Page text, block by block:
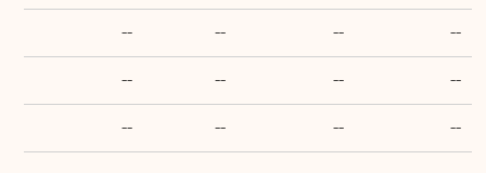
--
--
--
--
--
--
--
--
--
--
--
--